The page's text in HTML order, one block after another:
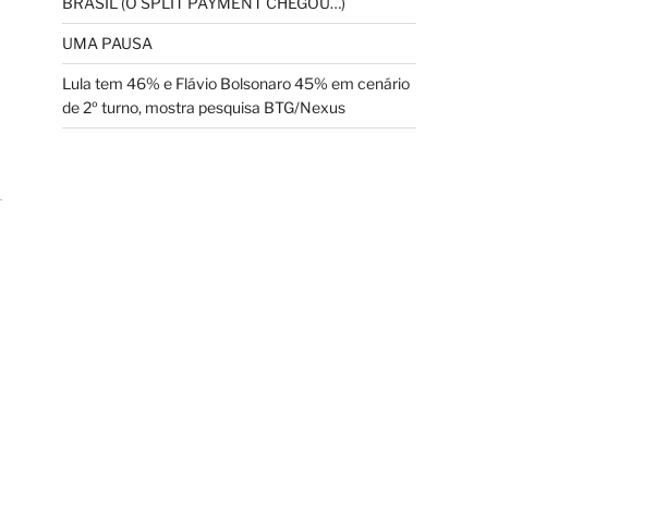
UMA PAUSA
Lula tem 46% e Flávio Bolsonaro 45% em cenário
de 2º turno, mostra pesquisa BTG/Nexus